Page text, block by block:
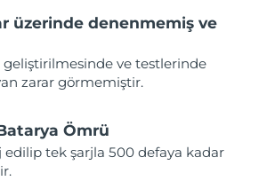
üzerinde denenmemiş ve
ve testlerinde
zarar görmemiştir.
Batarya Ömrü
edilip tek şarjla 500 defaya kadar